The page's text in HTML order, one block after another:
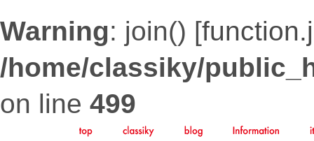
Warning: join() [
/home/classiky/
on line 499